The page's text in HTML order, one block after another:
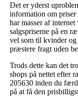
Det er yderst
information om
har masser af
salgspriserne på en
vel som til kvinder
præstere fragt uden
Trods dette kan det
shops på nettet efter
205630 inden du
på at få den